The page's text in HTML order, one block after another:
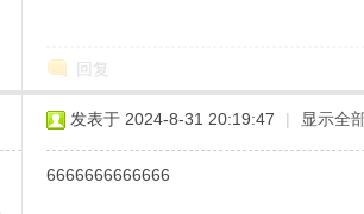
回复
发表于 2024-8-31 20:19:47 | 显示全
6666666666666